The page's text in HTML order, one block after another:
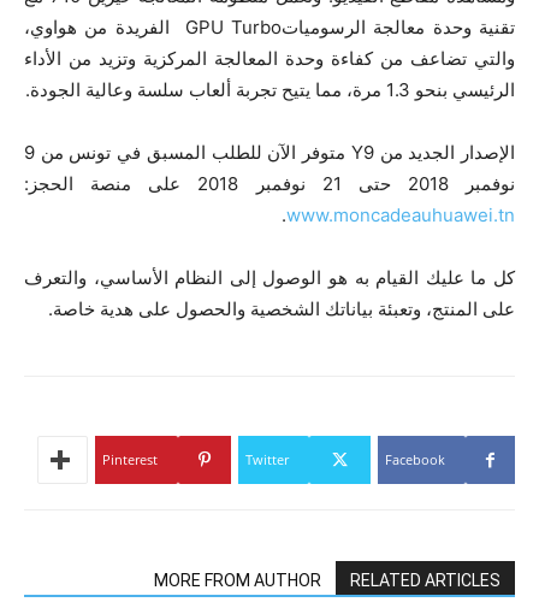
تقنية وحدة معالجة الرسومياتGPU Turbo الفريدة من هواوي،
والتي تضاعف من كفاءة وحدة المعالجة المركزية وتزيد من الأداء
الرئيسي بنحو 1.3 مرة، مما يتيح تجربة ألعاب سلسة وعالية الجودة.
الإصدار الجديد من Y9 متوفر الآن للطلب المسبق في تونس من 9
نوفمبر 2018 حتى 21 نوفمبر 2018 على منصة الحجز:
www.moncadeauhuawei.tn
.
كل ما عليك القيام به هو الوصول إلى النظام الأساسي، والتعرف
على المنتج، وتعبئة بياناتك الشخصية والحصول على هدية خاصة.
Facebook
Twitter
Pinterest
RELATED ARTICLES
MORE FROM AUTHOR